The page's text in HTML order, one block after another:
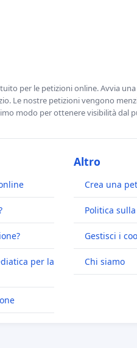
per le petizioni online. Avvia
Le nostre petizioni vengono
modo per ottenere visibilità dal
per la
Altro
Crea una
Politica
Gestisci i
Chi siamo